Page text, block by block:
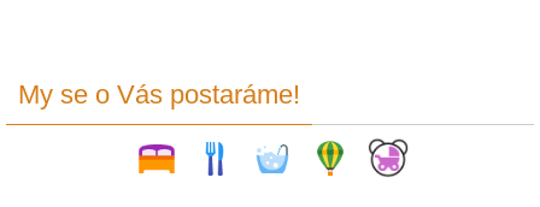
My se o Vás postaráme!